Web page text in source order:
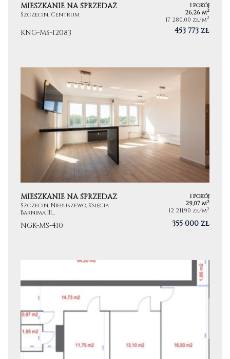
MIESZKANIE NA SPRZEDAŻ
Szczecin, Centrum
1 pokój
26,26 m2
17 280,00 zł/m2
KNG-MS-12083 453 773 zł
MIESZKANIE NA SPRZEDAŻ
Szczecin, Niebuszewo, Księcia
Barnima III…
1 pokój
29,07 m2
12 211,90 zł/m2
NGK-MS-410 355 000 zł